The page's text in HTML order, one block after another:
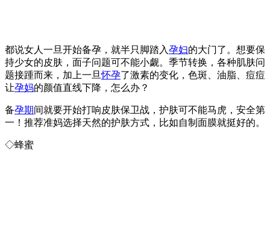
都说女人一旦开始备孕，就半只脚踏入孕妇的大门了。想要保
持少女的皮肤，面子问题可不能小觑。季节转换，各种肌肤问
题接踵而来，加上一旦怀孕了激素的变化，色斑、油脂、痘痘
让孕妈的颜值直线下降，怎么办？
备孕期间就要开始打响皮肤保卫战，护肤可不能马虎，安全第
一！推荐准妈选择天然的护肤方式，比如自制面膜就挺好的。
◇蜂蜜